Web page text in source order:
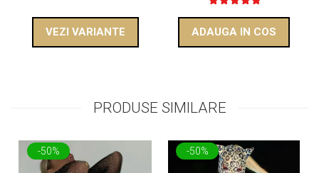
VEZI VARIANTE ADAUGA IN COS
PRODUSE SIMILARE
-50% -50%